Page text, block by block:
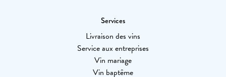
Services
Livraison des vins
Service aux entreprises
Vin mariage
Vin baptême